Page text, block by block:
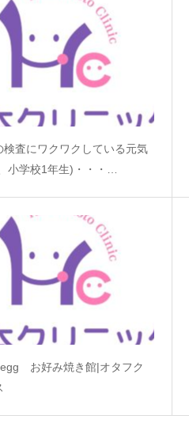
検査にワクワクしている元気
小学校1年生)・・・…
お好み焼き館|オタフク